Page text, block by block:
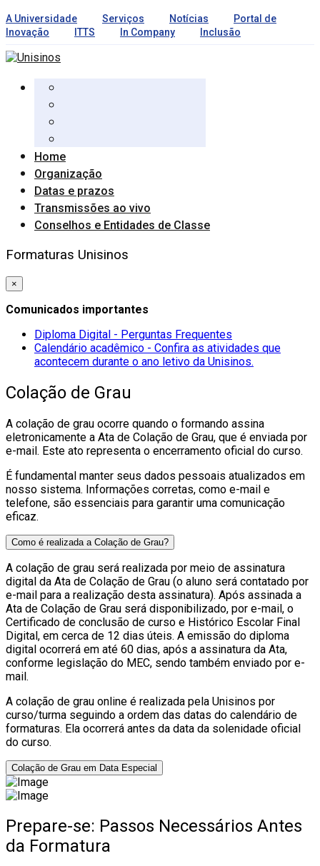
A Universidade Serviços Notícias
Portal de
Inovação
ITTS In Company Inclusão
Home
Organização
Datas e prazos
Transmissões ao vivo
Conselhos e Entidades de Classe
Formaturas Unisinos
×
Comunicados importantes
Diploma Digital - Perguntas Frequentes
Calendário acadêmico - Confira as atividades que
acontecem durante o ano letivo da Unisinos.
Colação de Grau
A colação de grau ocorre quando o formando assina
eletronicamente a Ata de Colação de Grau, que é enviada por
e-mail. Este ato representa o encerramento oficial do curso.
É fundamental manter seus dados pessoais atualizados em
nosso sistema. Informações corretas, como e-mail e
telefone, são essenciais para garantir uma comunicação
eficaz.
Como é realizada a Colação de Grau?
A colação de grau será realizada por meio de assinatura
digital da Ata de Colação de Grau (o aluno será contatado por
e-mail para a realização desta assinatura). Após assinada a
Ata de Colação de Grau será disponibilizado, por e-mail, o
Certificado de conclusão de curso e Histórico Escolar Final
Digital, em cerca de 12 dias úteis. A emissão do diploma
digital ocorrerá em até 60 dias, após a assinatura da Ata,
conforme legislação do MEC, sendo também enviado por e-
mail.
A colação de grau online é realizada pela Unisinos por
curso/turma seguindo a ordem das datas do calendário de
formaturas. Ela ocorrerá antes da data da solenidade oficial
do curso.
Colação de Grau em Data Especial
Prepare-se: Passos Necessários Antes
da Formatura